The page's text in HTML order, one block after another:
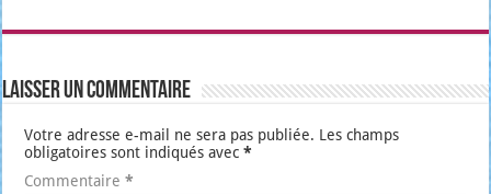
Laisser un commentaire
Votre adresse e-mail ne sera pas publiée. Les champs
obligatoires sont indiqués avec*
Commentaire*